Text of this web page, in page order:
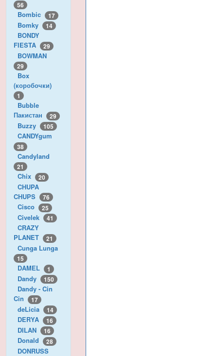
56
Bombic 17
Bomky 14
BONDY
FIESTA
29
BOWMAN
29
Box
(коробочки)
1
Bubble
Пакистан
29
Buzzy 105
CANDYgum
38
Candyland
21
Chix 20
CHUPA
CHUPS
76
Cisco 25
Civelek 41
CRAZY
PLANET
21
Cunga Lunga
15
DAMEL 1
Dandy 150
Dandy - Cin
Cin
17
deLicia 14
DERYA 16
DILAN 16
Donald 28
DONRUSS